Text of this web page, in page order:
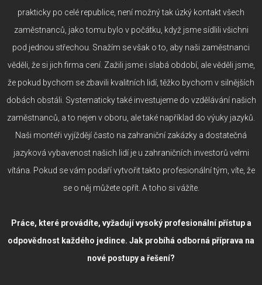
prakticky po celé republice, není možný tak úzký kontakt všech
zaměstnanců, jako tomu bylo v počátku, když jsme sídlili všichni
pod jednou střechou. Snažím se však o to, aby naši zaměstnanci
věděli, že si jich firma cení. Zažili jsme i slabá období, ale věděli jsme,
že pokud bychom se zbavili kvalitních lidí, těžko bychom v silnějších
dobách obstáli. Systematicky také investujeme do vzdělávání našich
zaměstnanců, a to nejen v oboru, ale také například do výuky jazyků.
Naši montéři vyjíždějí často na zahraniční zakázky a dostatečná
jazyková vybavenost našich lidí je u zahraničních investorů velmi
vítána. Pokud se vám podaří vytvořit takto profesionální tým, víte, že
se o něj můžete opřít. A toho si vážíte.
Práce, které provádíte, vyžadují vysoký profesionální přístup a
odpovědnost každého jedince. Jak probíhá odborná příprava na
nové postupy a řešení?